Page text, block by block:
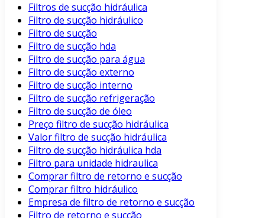
Filtros de sucção hidráulica
Filtro de sucção hidráulico
Filtro de sucção
Filtro de sucção hda
Filtro de sucção para água
Filtro de sucção externo
Filtro de sucção interno
Filtro de sucção refrigeração
Filtro de sucção de óleo
Preço filtro de sucção hidráulica
Valor filtro de sucção hidráulica
Filtro de sucção hidráulica hda
Filtro para unidade hidraulica
Comprar filtro de retorno e sucção
Comprar filtro hidráulico
Empresa de filtro de retorno e sucção
Filtro de retorno e sucção